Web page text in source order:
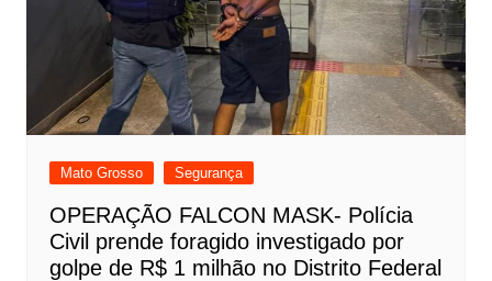
Mato Grosso Segurança
OPERAÇÃO FALCON MASK- Polícia
Civil prende foragido investigado por
golpe de R$ 1 milhão no Distrito Federal